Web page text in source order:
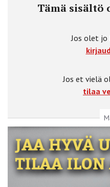
Tämä
Jos olet jo
Jos et vielä
tilaa